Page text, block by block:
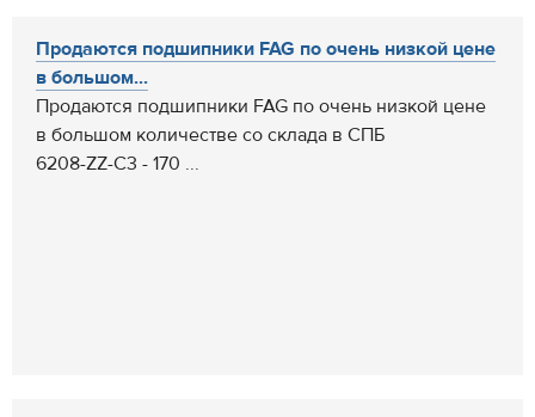
Продаются подшипники FAG по очень низкой цене
в большом...
Продаются подшипники FAG по очень низкой цене
в большом количестве со склада в СПБ
6208-ZZ-C3 - 170 ...